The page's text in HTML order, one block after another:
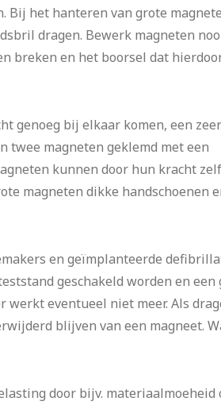
het hanteren van grote
dragen. Bewerk magneten
breken en het boorsel dat
genoeg bij elkaar komen, een
twee magneten geklemd met een
kunnen door hun kracht
magneten dikke handschoenen
en geïmplanteerde
geschakeld worden en een
eventueel niet meer. Als
blijven van een magneet.
door bijv. materiaalmoeheid